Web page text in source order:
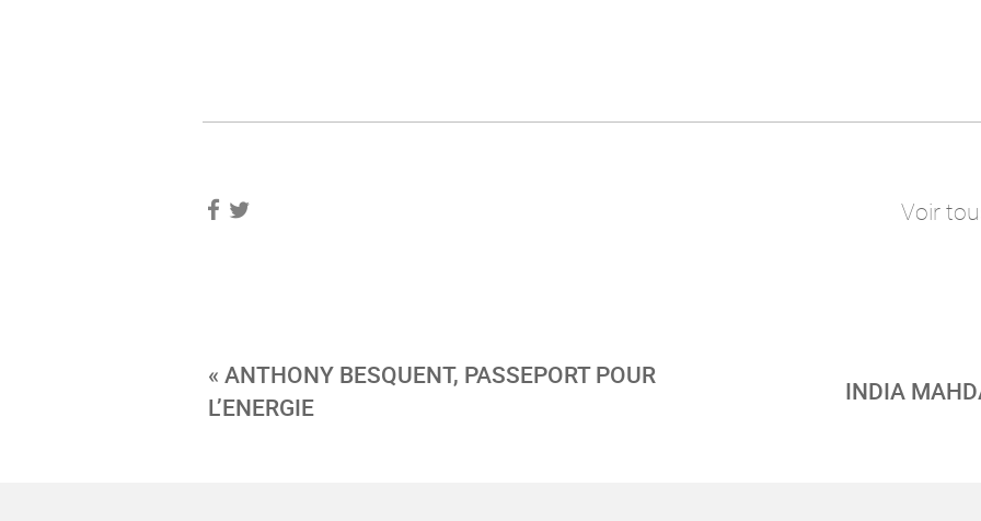
Voir
« ANTHONY BESQUENT, PASSEPORT POUR
L’ENERGIE
INDIA